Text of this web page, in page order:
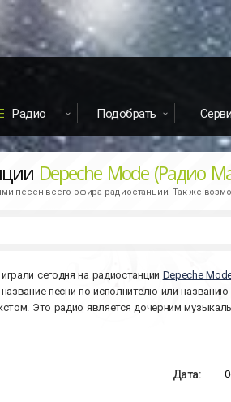
Радио Подобрать
Depeche Mode (Радио
песен всего эфира радиостанции. Так же
сегодня на радиостанции Depeche
название песни по исполнителю или
Это радио является дочерним
Дата: